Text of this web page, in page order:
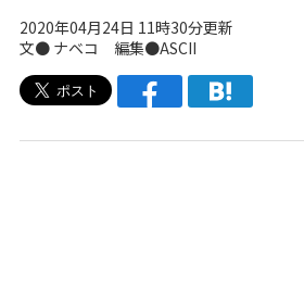
2020年04月24日 11時30分更新
文● ナベコ 編集●ASCII